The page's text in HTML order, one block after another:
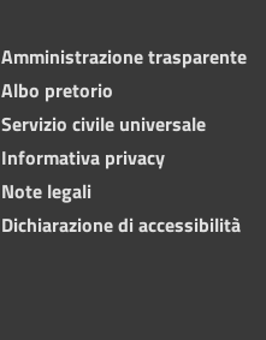
Amministrazione trasparente
Albo pretorio
Servizio civile universale
Informativa privacy
Note legali
Dichiarazione di accessibilità